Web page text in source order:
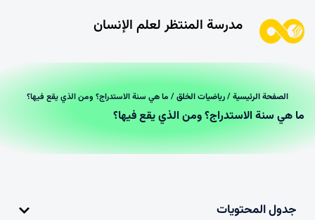
مدرسة المنتظر لعلم الإنسان
الصفحة الرئیسیة/رياضيات الخلق/ ما هي سنة الاستدراج؟ ومن الذي يقع فيها؟
ما هي سنة الاستدراج؟ ومن الذي يقع فيها؟
جدول المحتويات